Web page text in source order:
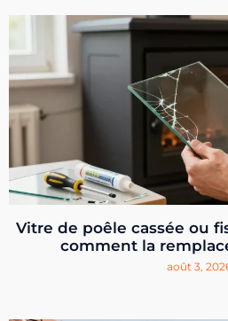
Vitre de poêle cassée ou
comment la
août 3,